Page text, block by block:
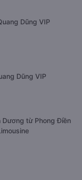
Dũng VIP
Dũng VIP
Dương từ Phong Điền